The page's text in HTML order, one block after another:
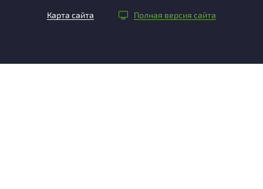
Карта сайта Полная версия сайта